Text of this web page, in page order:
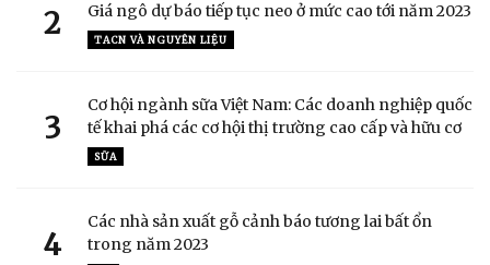
2 Giá ngô dự báo tiếp tục neo ở mức cao tới năm 2023
TACN VÀ NGUYÊN LIỆU
3
Cơ hội ngành sữa Việt Nam: Các doanh nghiệp quốc
tế khai phá các cơ hội thị trường cao cấp và hữu cơ
SỮA
4
Các nhà sản xuất gỗ cảnh báo tương lai bất ổn
trong năm 2023